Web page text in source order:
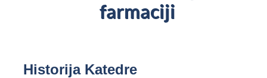
farmaciji
Historija Katedre